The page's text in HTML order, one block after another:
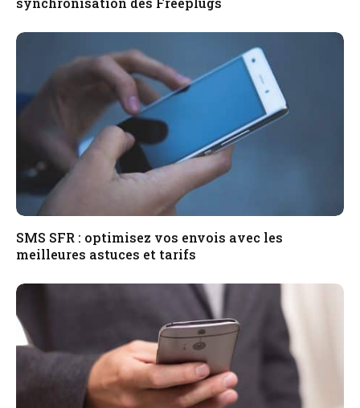
SMS SFR : optimisez vos envois avec les
meilleures astuces et tarifs